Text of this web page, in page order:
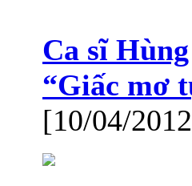
Ca sĩ
“Giấc mơ
[10/04/